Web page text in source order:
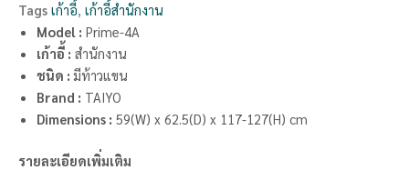
Tags เก้าอี้, เก้าอี้สำนักงาน
Model : Prime-4A
เก้าอี้ : สำนักงาน
ชนิด : มีท้าวแขน
Brand : TAIYO
Dimensions : 59(W) x 62.5(D) x 117-127(H) cm
รายละเอียดเพิ่มเติม